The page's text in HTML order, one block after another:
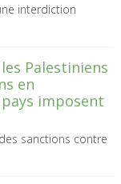
interdiction
Palestiniens
en
imposent
sanctions contre